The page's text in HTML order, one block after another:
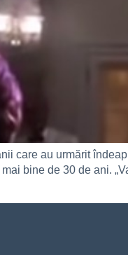
care au urmărit
bine de 30 de ani.